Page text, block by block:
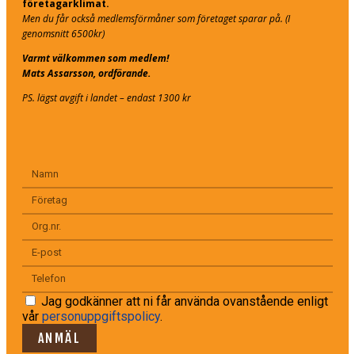
företagarklimat.
Men du får också medlemsförmåner som företaget sparar på. (I
genomsnitt 6500kr)
Varmt välkommen som medlem!
Mats Assarsson, ordförande.
PS. lägst avgift i landet – endast 1300 kr
Jag godkänner att ni får använda ovanstående enligt
vår personuppgiftspolicy.
ANMÄL